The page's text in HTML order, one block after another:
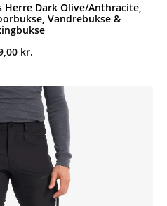
Herre Dark Olive/Anthracite,
Vandrebukse &
kr.